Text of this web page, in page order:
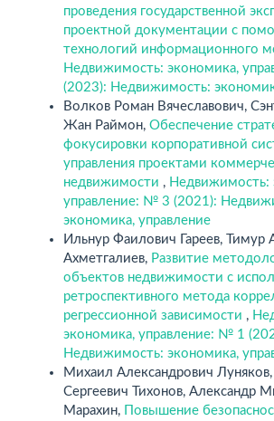
проведения государственной
проектной документации с
технологий информационного
Недвижимость: экономика,
(2023): Недвижимость:
Волков Роман Вячеславович,
Жан Раймон, Обеспечение
фокусировки корпоративной
управления проектами
недвижимости , Недвижимость:
управление: № 3 (2021):
экономика, управление
Ильнур Фаилович Гареев, Тимур
Ахметгалиев, Развитие
объектов недвижимости с
ретроспективного метода
регрессионной зависимости ,
экономика, управление: № 1
Недвижимость: экономика,
Михаил Александрович
Сергеевич Тихонов, Александр
Марахин,
Повышение